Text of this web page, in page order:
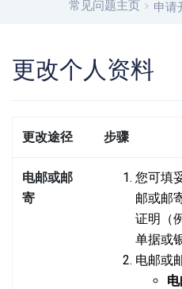
常见问题主页 申请
更改个人资料
更改途径 步骤
电邮或邮
寄
您可填
邮或邮
证明（
单据或
电邮或